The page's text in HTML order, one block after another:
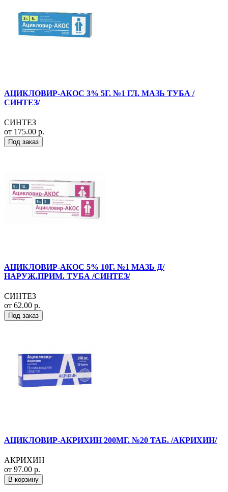
АЦИКЛОВИР-АКОС 3% 5Г. №1 ГЛ. МАЗЬ ТУБА /
СИНТЕЗ/
СИНТЕЗ
от 175.00 р.
Под заказ
АЦИКЛОВИР-АКОС 5% 10Г. №1 МАЗЬ Д/
НАРУЖ.ПРИМ. ТУБА /СИНТЕЗ/
СИНТЕЗ
от 62.00 р.
Под заказ
АЦИКЛОВИР-АКРИХИН 200МГ. №20 ТАБ. /АКРИХИН/
АКРИХИН
от 97.00 р.
В корзину